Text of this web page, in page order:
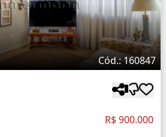
Cód.: 160847
R$ 900.000